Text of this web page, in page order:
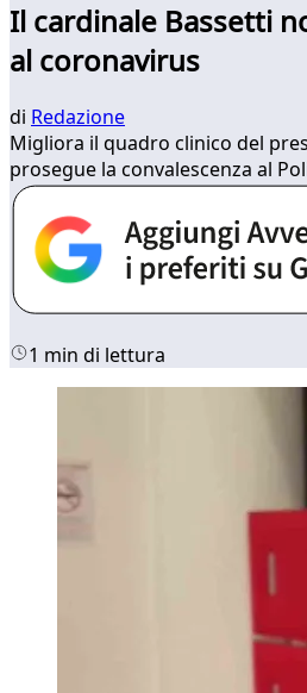
Il cardinale Bassetti
al coronavirus
di Redazione
Migliora il quadro clinico del
prosegue la convalescenza al
1 min di lettura